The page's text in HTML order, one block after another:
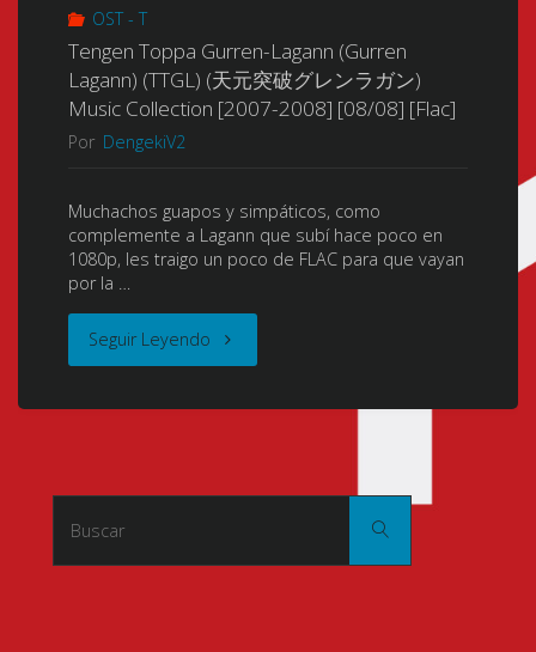
Lagann)
(Heavenly
Lagann)
(天
OST - T
Tengen Toppa Gurren-Lagann (Gurren
Lagann) (TTGL) (天元突破グレンラガン)
Music Collection [2007-2008] [08/08] [Flac]
Por DengekiV2
Muchachos guapos y simpáticos, como
complemente a Lagann que subí hace poco en
1080p, les traigo un poco de FLAC para que vayan
por la …
Seguir Leyendo "Tengen
Lagann
Buscar:
Buscar